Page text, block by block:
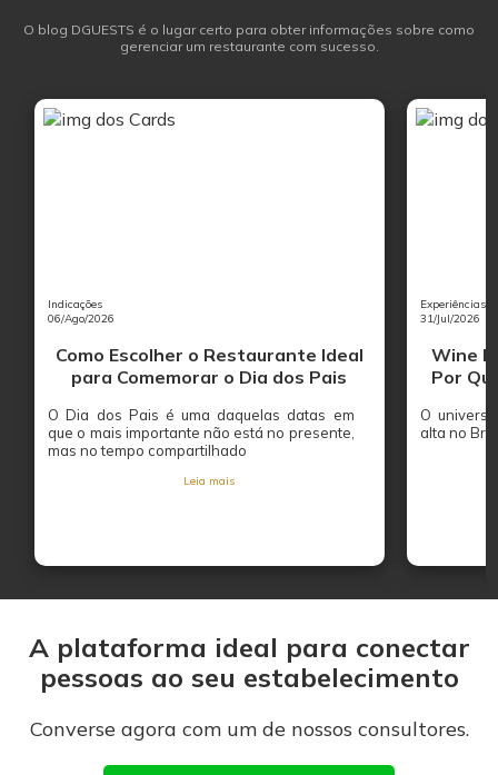
O blog DGUESTS é o lugar certo para obter informações sobre como
gerenciar um restaurante com sucesso.
Indicações
06/Ago/2026
Como Escolher o Restaurante Ideal
para Comemorar o Dia dos Pais
O Dia dos Pais é uma daquelas datas em
que o mais importante não está no presente,
mas no tempo compartilhado
Leia mais
Experiências
31/Jul/2026
Wine
Por
O
alta no
A plataforma ideal para conectar
pessoas ao seu estabelecimento
Converse agora com um de nossos consultores.